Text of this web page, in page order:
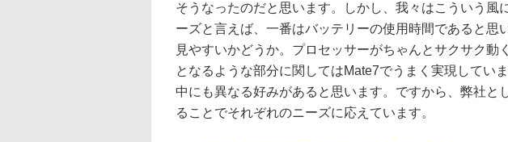
そうなったのだと思います。しかし、我々はこういう風
ーズと言えば、一番はバッテリーの使用時間であると思
見やすいかどうか。プロセッサーがちゃんとサクサク動
となるような部分に関してはMate7でうまく実現してい
中にも異なる好みがあると思います。ですから、弊社と
ることでそれぞれのニーズに応えています。